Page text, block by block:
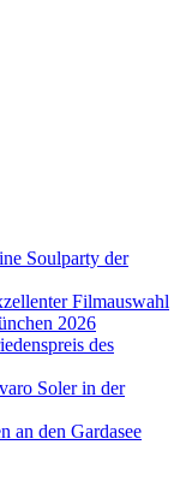
Soulparty der
Filmauswahl
2026
des
Soler in der
an den Gardasee